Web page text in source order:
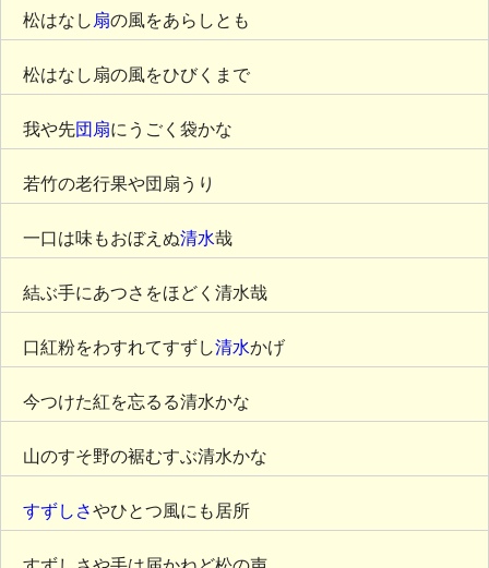
松はなし 扇の風をあらしとも
松はなし扇の風をひびくまで
我や先団扇にうごく袋かな
若竹の老行果や団扇うり
一口は味もおぼえぬ清水哉
結ぶ手にあつさをほどく清水哉
口紅粉をわすれてすずし清水かげ
今つけた紅を忘るる清水かな
山のすそ野の裾むすぶ清水かな
すずしさやひとつ風にも居所